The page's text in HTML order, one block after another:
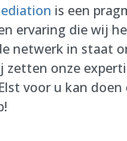
is een
ervaring die wij
netwerk in staat
zetten onze
voor u kan